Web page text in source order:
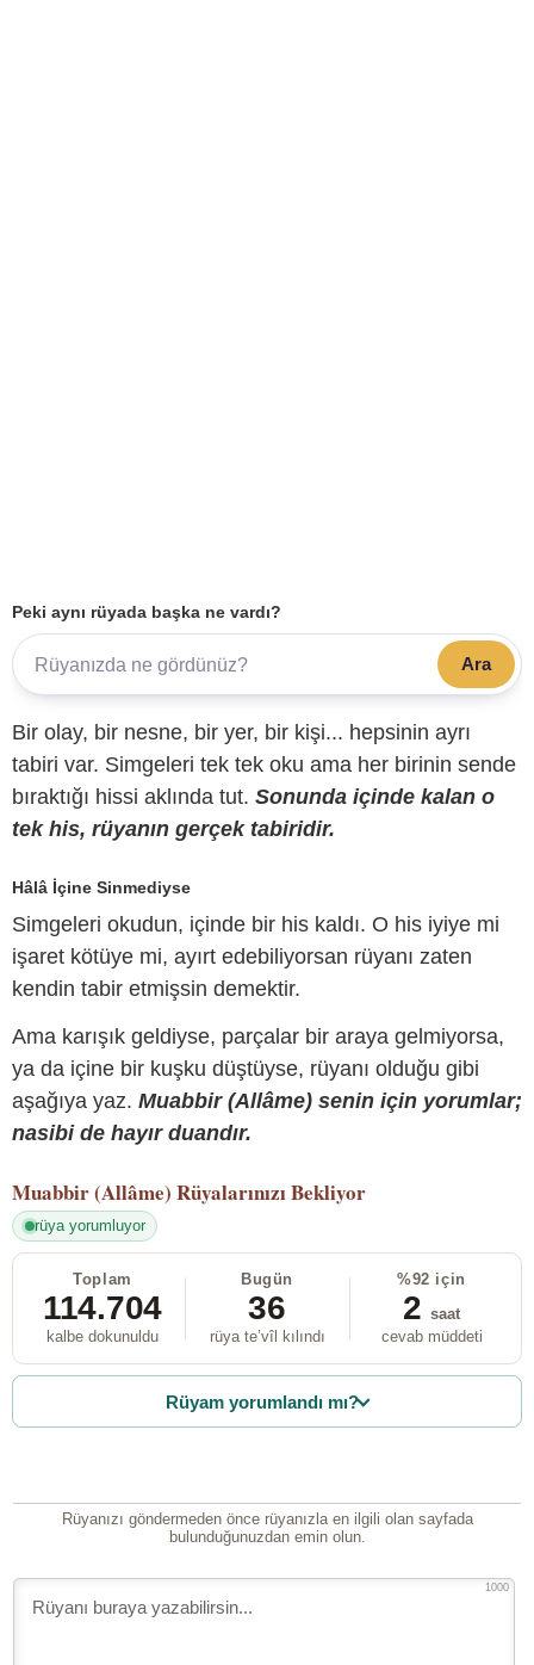
Peki aynı rüyada başka ne vardı?
Ara
Bir olay, bir nesne, bir yer, bir kişi... hepsinin ayrı
tabiri var. Simgeleri tek tek oku ama her birinin sende
bıraktığı hissi aklında tut. Sonunda içinde kalan o
tek his, rüyanın gerçek tabiridir.
Hâlâ İçine Sinmediyse
Simgeleri okudun, içinde bir his kaldı. O his iyiye mi
işaret kötüye mi, ayırt edebiliyorsan rüyanı zaten
kendin tabir etmişsin demektir.
Ama karışık geldiyse, parçalar bir araya gelmiyorsa,
ya da içine bir kuşku düştüyse, rüyanı olduğu gibi
aşağıya yaz. Muabbir (Allâme) senin için yorumlar;
nasibi de hayır duandır.
Muabbir (Allâme) Rüyalarınızı Bekliyor
rüya yorumluyor
Toplam
114.704
kalbe dokunuldu
Bugün
36
rüya te’vîl kılındı
%92 için
2 saat
cevab müddeti
Rüyam yorumlandı mı?
Rüyanızı göndermeden önce rüyanızla en ilgili olan sayfada
bulunduğunuzdan emin olun.
1000